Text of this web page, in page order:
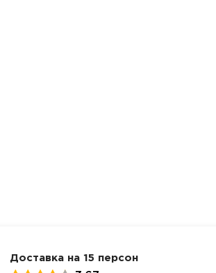
Доставка на 15 персон